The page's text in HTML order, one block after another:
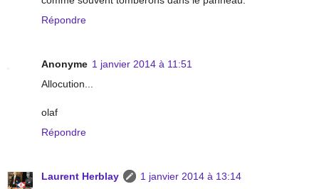
Répondre
Anonyme 1 janvier 2014 à 11:51
Allocution...
olaf
Répondre
Laurent Herblay 1 janvier 2014 à 13:14